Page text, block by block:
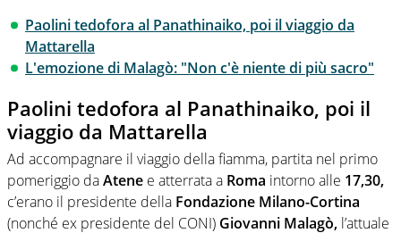
Paolini tedofora al Panathinaiko, poi il viaggio da
Mattarella
L'emozione di Malagò: "Non c'è niente di più sacro"
Paolini tedofora al Panathinaiko, poi il
viaggio da Mattarella
Ad accompagnare il viaggio della fiamma, partita nel primo
pomeriggio daAtene e atterrata a Roma intorno alle 17,30,
c’erano il presidente della Fondazione Milano-Cortina
(nonché ex presidente del CONI) Giovanni Malagò, l’attuale